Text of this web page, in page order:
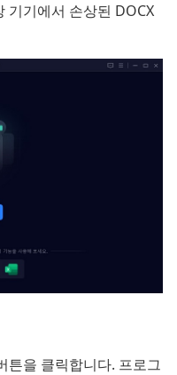
기기에서 손상된 DOCX
튼을 클릭합니다. 프로그